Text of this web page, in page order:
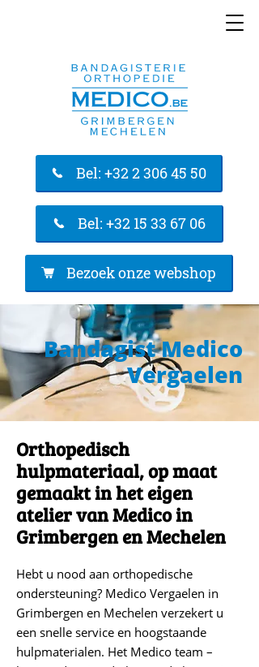
Bel: +32 2 306 45 50
Bel: +32 15 33 67 06
Bezoek onze webshop
Bandagist Medico
Vergaelen
Orthopedisch
hulpmateriaal, op maat
gemaakt in het eigen
atelier van Medico in
Grimbergen en Mechelen
Hebt u nood aan orthopedische
ondersteuning? Medico Vergaelen in
Grimbergen en Mechelen verzekert u
een snelle service en hoogstaande
hulpmaterialen. Het Medico team –